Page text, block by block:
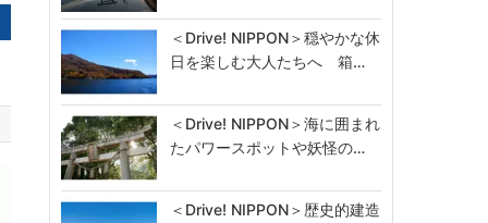
＜Drive! NIPPON＞穏やかな休
日を楽しむ大人たちへ 箱…
＜Drive! NIPPON＞海に囲まれ
たパワースポットや妖怪の…
＜Drive! NIPPON＞歴史的建造